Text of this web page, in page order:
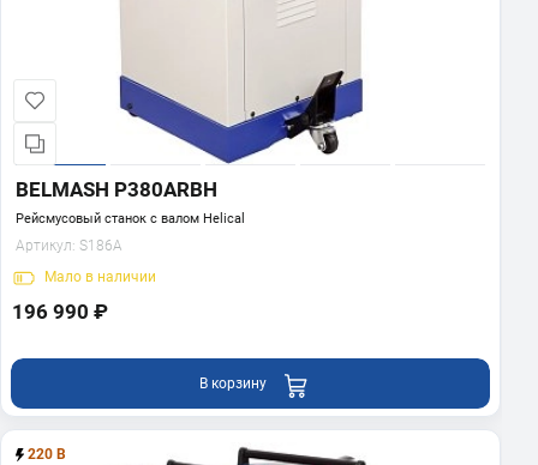
BELMASH P380ARBH
Рейсмусовый станок с валом Helical
Артикул: S186A
Мало в наличии
196 990 ₽
В корзину
220 В